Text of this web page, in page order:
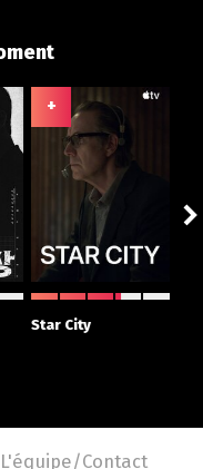
+
Star City
L'équipe/Contact